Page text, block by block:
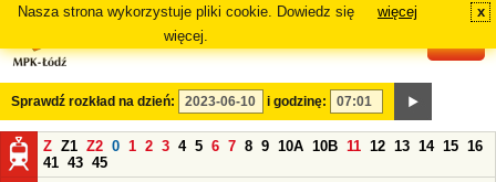
Nasza strona wykorzystuje pliki cookie. Dowiedz się
więcej.
więcej x
Sprawdź rozkład na dzień: i godzinę:
Z Z1 Z2 0 1 2 3 4 5 6 7 8 9 10A 10B 11 12 13 14 15 16
41 43 45